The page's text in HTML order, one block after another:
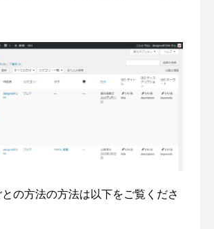
の方法の方法は以下をご覧くださ